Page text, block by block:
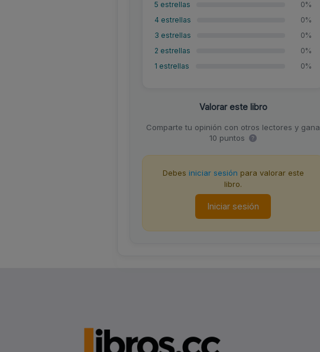
5 estrellas
0%
4 estrellas
0%
3 estrellas
0%
2 estrellas
0%
1 estrellas
0%
Valorar este libro
Comparte tu opinión con otros lectores y gana
10 puntos
Debes iniciar sesión para valorar este
libro.
Iniciar sesión